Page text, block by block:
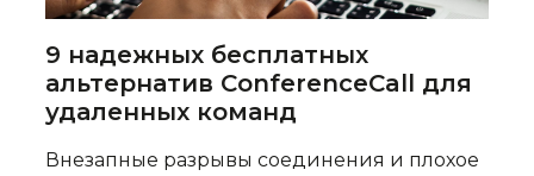
9 надежных бесплатных
альтернатив ConferenceCall для
удаленных команд
Внезапные разрывы соединения и плохое